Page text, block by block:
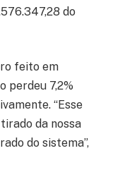
do
feito em
perdeu 7,2%
“Esse
da nossa
do sistema”,